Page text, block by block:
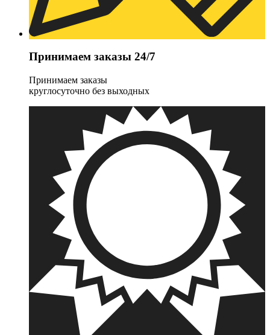
Принимаем заказы 24/7
Принимаем заказы
круглосуточно без выходных